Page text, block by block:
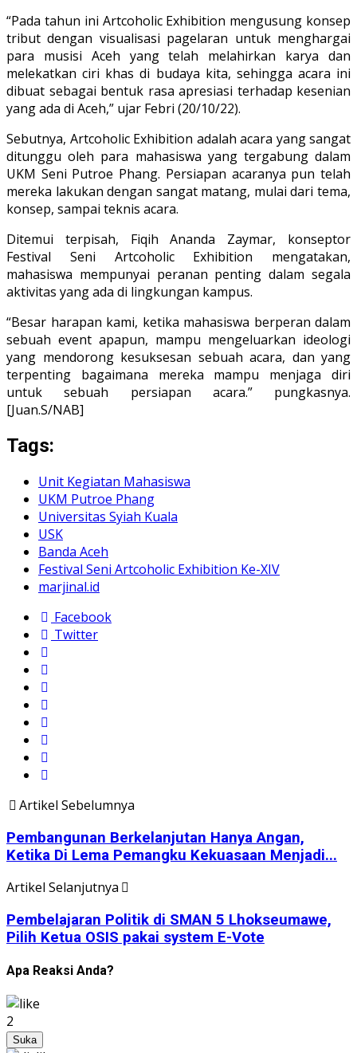
“Pada tahun ini Artcoholic Exhibition mengusung konsep
tribut dengan visualisasi pagelaran untuk menghargai
para musisi Aceh yang telah melahirkan karya dan
melekatkan ciri khas di budaya kita, sehingga acara ini
dibuat sebagai bentuk rasa apresiasi terhadap kesenian
yang ada di Aceh,” ujar Febri (20/10/22).
Sebutnya, Artcoholic Exhibition adalah acara yang sangat
ditunggu oleh para mahasiswa yang tergabung dalam
UKM Seni Putroe Phang. Persiapan acaranya pun telah
mereka lakukan dengan sangat matang, mulai dari tema,
konsep, sampai teknis acara.
Ditemui terpisah, Fiqih Ananda Zaymar, konseptor
Festival Seni Artcoholic Exhibition mengatakan,
mahasiswa mempunyai peranan penting dalam segala
aktivitas yang ada di lingkungan kampus.
“Besar harapan kami, ketika mahasiswa berperan dalam
sebuah event apapun, mampu mengeluarkan ideologi
yang mendorong kesuksesan sebuah acara, dan yang
terpenting bagaimana mereka mampu menjaga diri
untuk sebuah persiapan acara.” pungkasnya.
[Juan.S/NAB]
Tags:
Unit Kegiatan Mahasiswa
UKM Putroe Phang
Universitas Syiah Kuala
USK
Banda Aceh
Festival Seni Artcoholic Exhibition Ke-XIV
marjinal.id
Facebook
Twitter
Artikel Sebelumnya
Pembangunan Berkelanjutan Hanya Angan,
Ketika Di Lema Pemangku Kekuasaan Menjadi...
Artikel Selanjutnya
Pembelajaran Politik di SMAN 5 Lhokseumawe,
Pilih Ketua OSIS pakai system E-Vote
Apa Reaksi Anda?
2
Suka